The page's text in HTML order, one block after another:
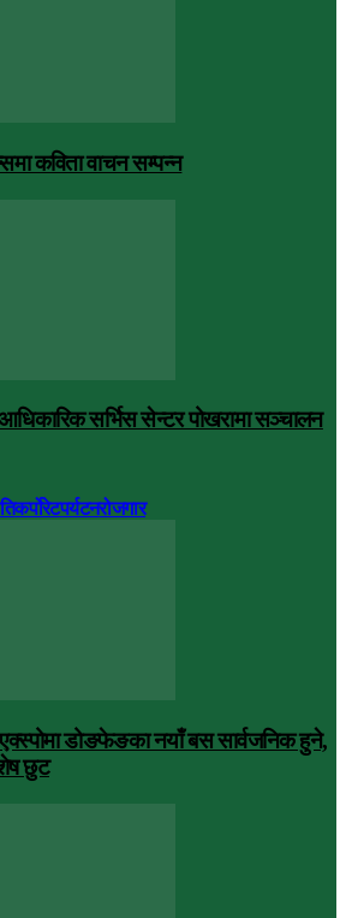
कविता वाचन सम्पन्न
आधिकारिक सर्भिस सेन्टर पोखरामा सञ्चालन
कर्पोरेटपर्यटनरोजगार
डोङफेङका नयाँ बस सार्वजनिक हुने,
छुट